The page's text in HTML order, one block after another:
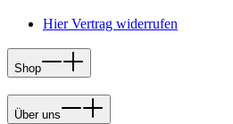
Hier Vertrag widerrufen
Shop
Über uns